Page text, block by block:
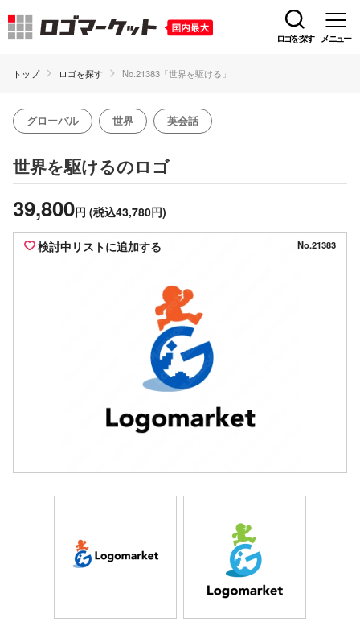
ロゴを探す メニュー
トップ ロゴを探す No.21383「世界を駆ける」
グローバル 世界 英会話
世界を駆けるのロゴ
39,800円 (税込43,780円)
検討中リストに追加する No.21383